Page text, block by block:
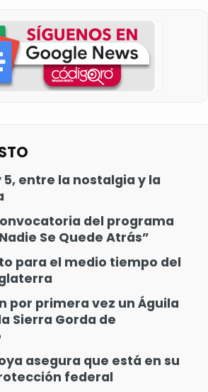
5, entre la nostalgia y la
del programa
Se Quede Atrás”
para el medio tiempo del
por primera vez un Águila
Sierra Gorda de
asegura que está en su
federal